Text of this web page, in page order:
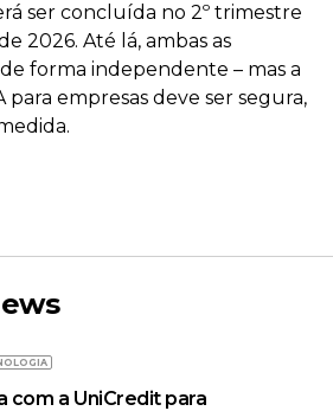
ser concluída no 2º trimestre
2026. Até lá, ambas as
forma independente – mas a
para empresas deve ser segura,
com a UniCredit para